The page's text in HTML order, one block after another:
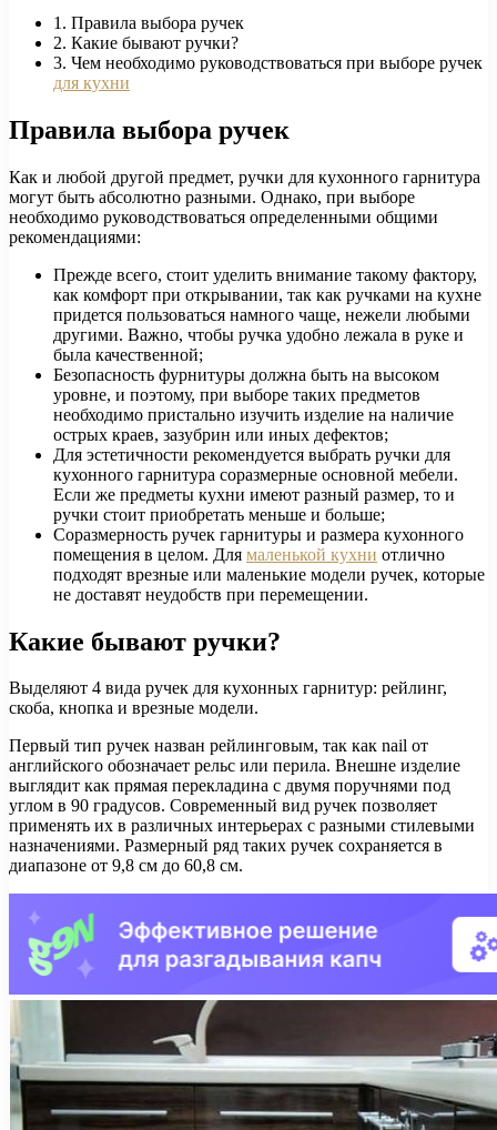
1. Правила выбора ручек
2. Какие бывают ручки?
3. Чем необходимо руководствоваться при выборе ручек
для кухни
Правила выбора ручек
Как и любой другой предмет, ручки для кухонного гарнитура
могут быть абсолютно разными. Однако, при выборе
необходимо руководствоваться определенными общими
рекомендациями:
Прежде всего, стоит уделить внимание такому фактору,
как комфорт при открывании, так как ручками на кухне
придется пользоваться намного чаще, нежели любыми
другими. Важно, чтобы ручка удобно лежала в руке и
была качественной;
Безопасность фурнитуры должна быть на высоком
уровне, и поэтому, при выборе таких предметов
необходимо пристально изучить изделие на наличие
острых краев, зазубрин или иных дефектов;
Для эстетичности рекомендуется выбрать ручки для
кухонного гарнитура соразмерные основной мебели.
Если же предметы кухни имеют разный размер, то и
ручки стоит приобретать меньше и больше;
Соразмерность ручек гарнитуры и размера кухонного
помещения в целом. Для маленькой кухни отлично
подходят врезные или маленькие модели ручек, которые
не доставят неудобств при перемещении.
Какие бывают ручки?
Выделяют 4 вида ручек для кухонных гарнитур: рейлинг,
скоба, кнопка и врезные модели.
Первый тип ручек назван рейлинговым, так как nail от
английского обозначает рельс или перила. Внешне изделие
выглядит как прямая перекладина с двумя поручнями под
углом в 90 градусов. Современный вид ручек позволяет
применять их в различных интерьерах с разными стилевыми
назначениями. Размерный ряд таких ручек сохраняется в
диапазоне от 9,8 см до 60,8 см.